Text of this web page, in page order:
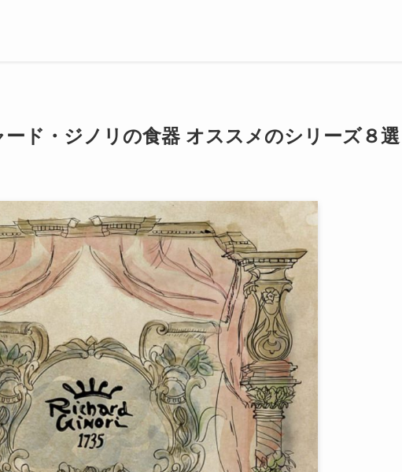
ド・ジノリの食器 オススメのシリーズ８選